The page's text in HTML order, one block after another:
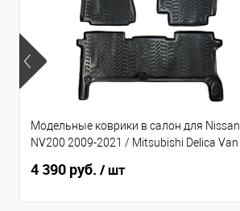
Модельные коврики в салон для Nissan
NV200 2009-2021 / Mitsubishi Delica Van
4 390 руб. / шт